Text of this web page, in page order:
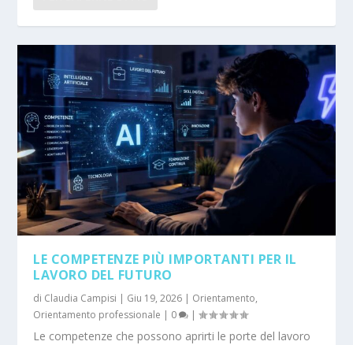
LE COMPETENZE PIÙ IMPORTANTI PER IL
LAVORO DEL FUTURO
di Claudia Campisi | Giu 19, 2026 | Orientamento,
Orientamento professionale | 0 |
Le competenze che possono aprirti le porte del lavoro